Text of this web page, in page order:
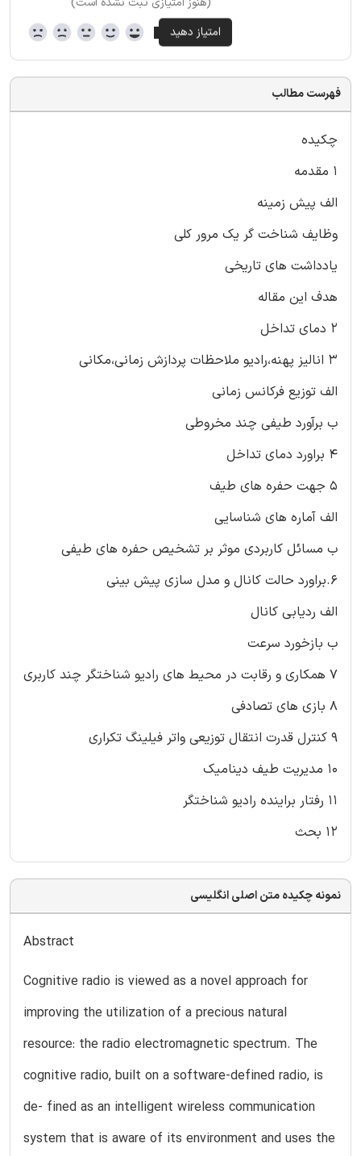
فهرست مطالب
چکیده
۱ مقدمه
الف پیش زمینه
وظایف شناخت گر یک مرور کلی
یادداشت های تاریخی
هدف این مقاله
۲ دمای تداخل
۳ انالیز پهنه،رادیو ملاحظات پردازش زمانی،مکانی
الف توزیع فرکانس زمانی
ب برآورد طیفی چند مخروطی
۴ براورد دمای تداخل
۵ جهت حفره های طیف
الف آماره های شناسایی
ب مسائل کاربردی موثر بر تشخیص حفره های طیفی
۶.براورد حالت کانال و مدل سازی پیش بینی
الف ردیابی کانال
ب بازخورد سرعت
۷ همکاری و رقابت در محیط های رادیو شناختگر چند کاربری
۸ بازی های تصادفی
۹ کنترل قدرت انتقال توزیعی واتر فیلینگ تکراری
۱۰ مدیریت طیف دینامیک
۱۱ رفتار براینده رادیو شناختگر
۱۲ بحث
نمونه چکیده متن اصلی انگلیسی
Abstract
Cognitive radio is viewed as a novel approach for
improving the utilization of a precious natural
resource: the radio electromagnetic spectrum. The
cognitive radio, built on a software-defined radio, is
de- fined as an intelligent wireless communication
system that is aware of its environment and uses the